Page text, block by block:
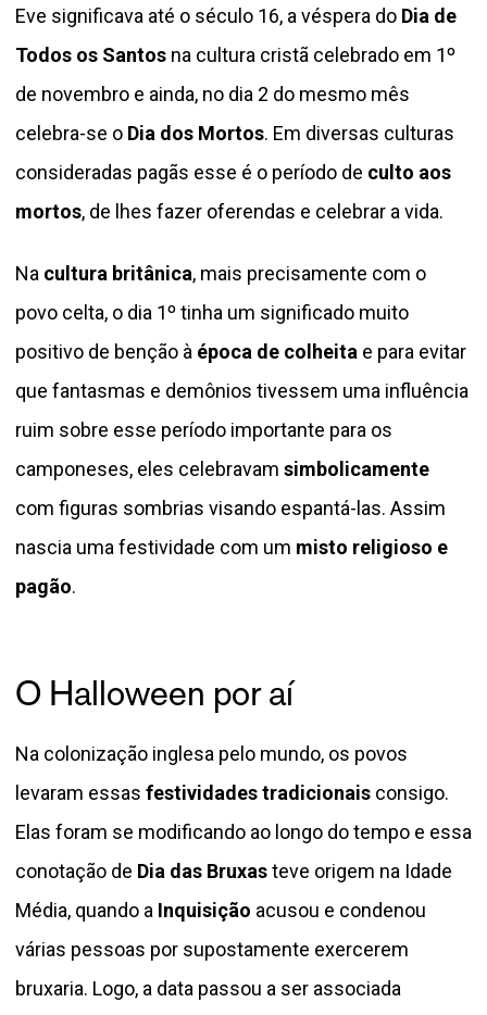
Eve significava até o século 16, a véspera do Dia de
Todos os Santos na cultura cristã celebrado em 1º
de novembro e ainda, no dia 2 do mesmo mês
celebra-se o Dia dos Mortos. Em diversas culturas
consideradas pagãs esse é o período de culto aos
mortos, de lhes fazer oferendas e celebrar a vida.
Na cultura britânica, mais precisamente com o
povo celta, o dia 1º tinha um significado muito
positivo de benção à época de colheita e para evitar
que fantasmas e demônios tivessem uma influência
ruim sobre esse período importante para os
camponeses, eles celebravam simbolicamente
com figuras sombrias visando espantá-las. Assim
nascia uma festividade com um misto religioso e
pagão.
O Halloween por aí
Na colonização inglesa pelo mundo, os povos
levaram essas festividades tradicionais consigo.
Elas foram se modificando ao longo do tempo e essa
conotação de Dia das Bruxasteve origem na Idade
Média, quando a Inquisição acusou e condenou
várias pessoas por supostamente exercerem
bruxaria. Logo, a data passou a ser associada